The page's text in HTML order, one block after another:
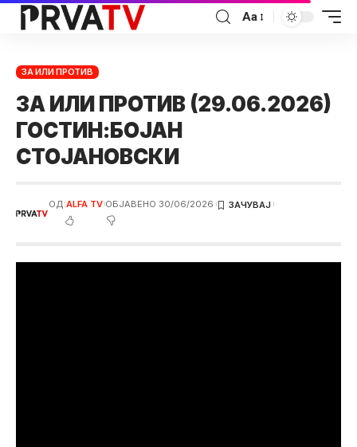
Аа
ЗА ИЛИ ПРОТИВ
ЗА ИЛИ ПРОТИВ (29.06.2026)
ГОСТИН:БОЈАН
СТОЈАНОВСКИ
ОД:ALFA TV ОБЈАВЕНО 30/06/2026